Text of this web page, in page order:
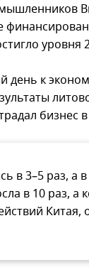
уровня
день к
бизнес
в 3–5 раз, а
в 10 раз, а
Китая,